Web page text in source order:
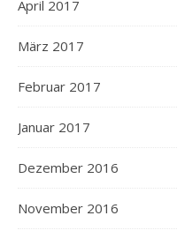
April 2017
März 2017
Februar 2017
Januar 2017
Dezember 2016
November 2016